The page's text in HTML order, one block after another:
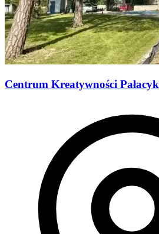
Centrum Kreatywności Pałacyk